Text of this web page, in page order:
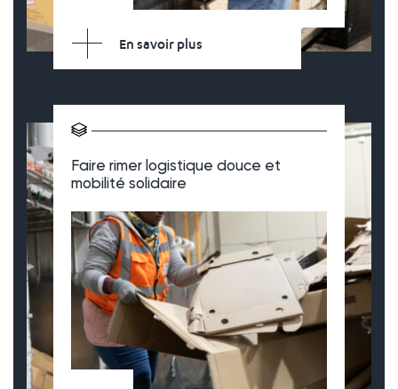
En savoir plus
Faire rimer logistique douce et
mobilité solidaire